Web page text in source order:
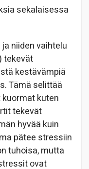
sekalaisessa
niiden vaihtelu
tekevät
kestävämpiä
Tämä selittää
kuten
tekevät
hyvää kuin
pätee stressiin
tuhoisa, mutta
ovat